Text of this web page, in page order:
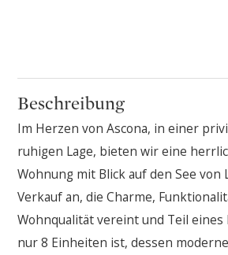
Beschreibung
Im Herzen von Ascona, in einer
ruhigen Lage, bieten wir eine
Wohnung mit Blick auf den See von
Verkauf an, die Charme,
Wohnqualität vereint und Teil eines
nur 8 Einheiten ist, dessen